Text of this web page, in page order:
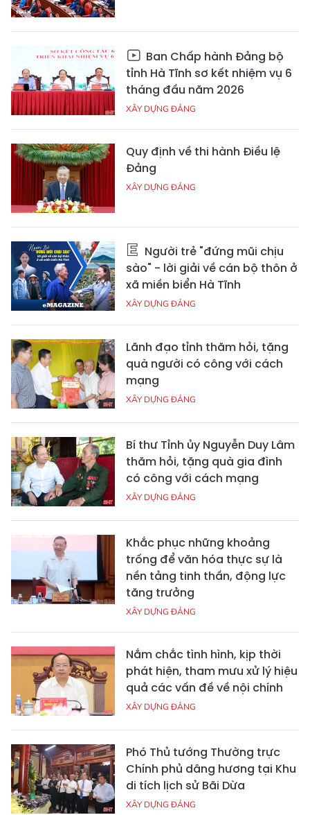
Ban Chấp hành Đảng bộ
tỉnh Hà Tĩnh sơ kết nhiệm vụ 6
tháng đầu năm 2026
XÂY DỰNG ĐẢNG
Quy định về thi hành Điều lệ
Đảng
XÂY DỰNG ĐẢNG
Người trẻ "đứng mũi chịu
sào" - lời giải về cán bộ thôn ở
xã miền biển Hà Tĩnh
XÂY DỰNG ĐẢNG
Lãnh đạo tỉnh thăm hỏi, tặng
quà người có công với cách
mạng
XÂY DỰNG ĐẢNG
Bí thư Tỉnh ủy Nguyễn Duy Lâm
thăm hỏi, tặng quà gia đình
có công với cách mạng
XÂY DỰNG ĐẢNG
Khắc phục những khoảng
trống để văn hóa thực sự là
nền tảng tinh thần, động lực
tăng trưởng
XÂY DỰNG ĐẢNG
Nắm chắc tình hình, kịp thời
phát hiện, tham mưu xử lý hiệu
quả các vấn đề về nội chính
XÂY DỰNG ĐẢNG
Phó Thủ tướng Thường trực
Chính phủ dâng hương tại Khu
di tích lịch sử Bãi Dừa
XÂY DỰNG ĐẢNG